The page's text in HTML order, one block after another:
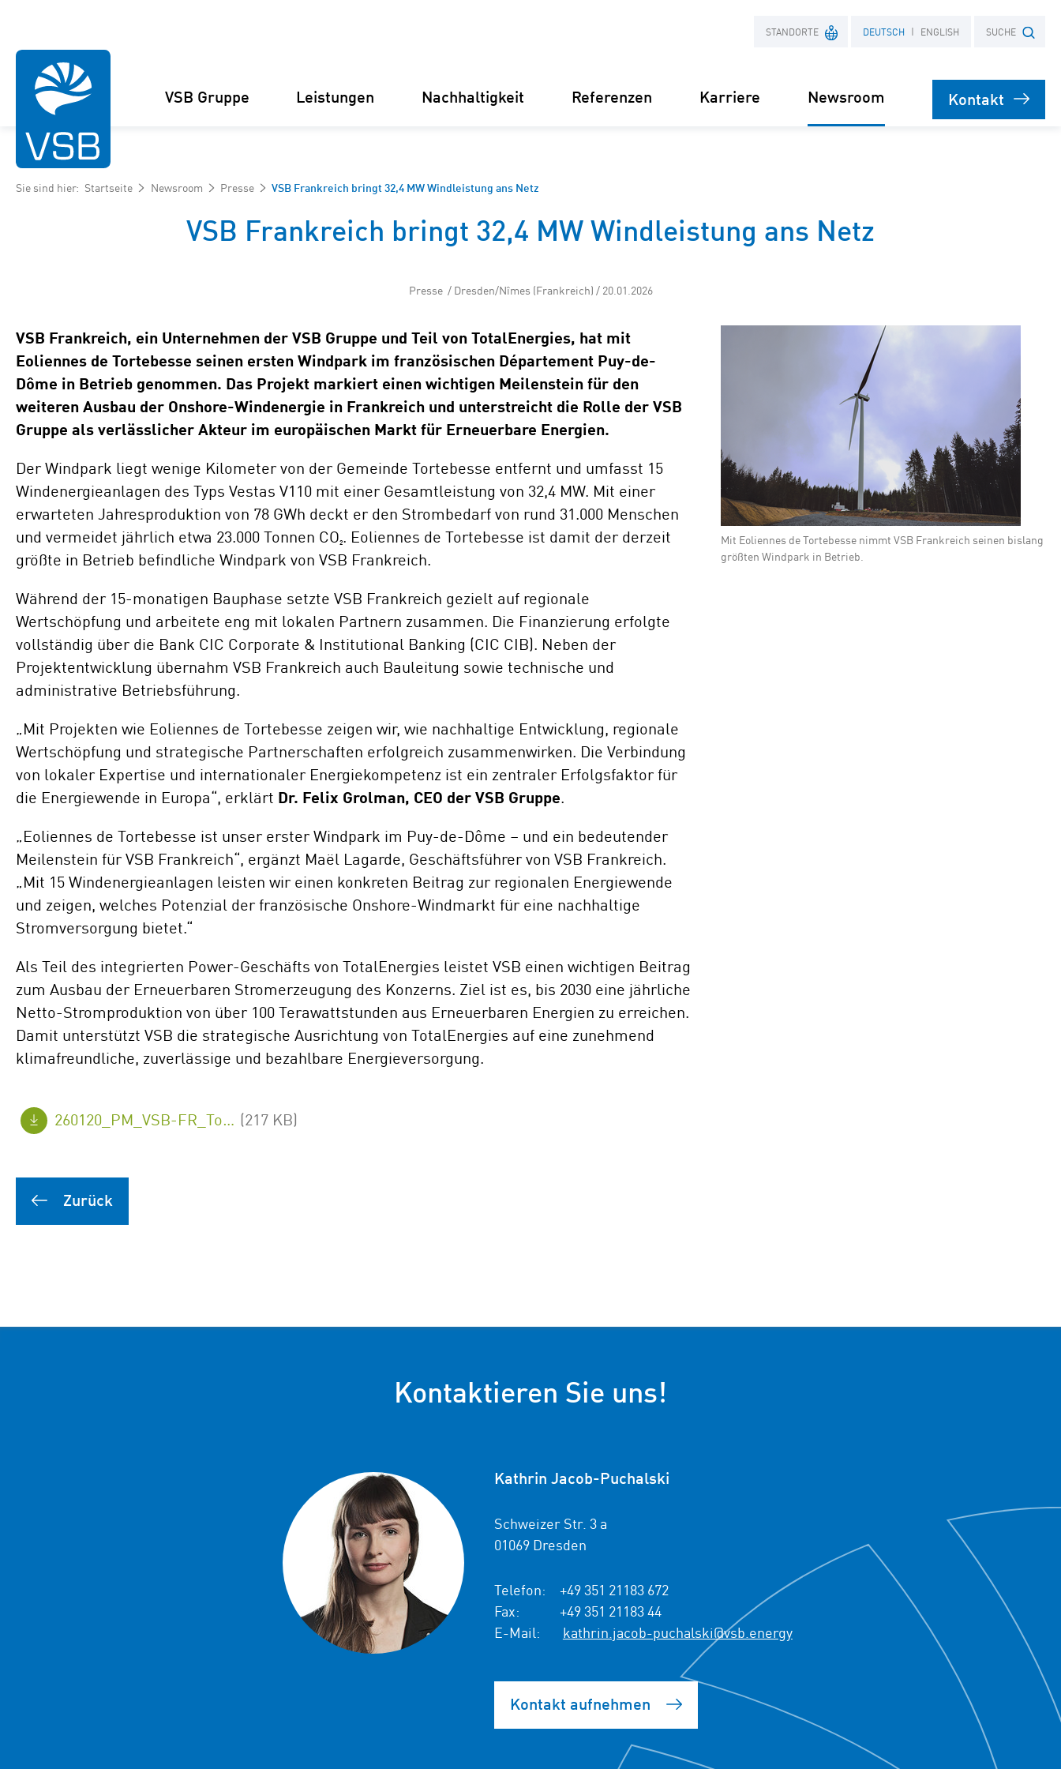
STANDORTE
Frankreich
DEUTSCH ENGLISH SUCHE
VSB Gruppe
Struktur
Standorte
Innovation
Leistungen
Windenergie-Projekte
Kooperationen
Repowering
Batteriespeicherlösungen
ENERGYNIOUS –
Individuelle
Energielösungen
Umspannwerke
Betriebsführung
Instandhaltung
Erneuerbare
Batteriespeicher
Nachhaltigkeit Referenzen Karriere Newsroom Kontakt
Sie sind hier: Startseite Newsroom Presse VSB Frankreich bringt 32,4 MW Windleistung ans Netz
VSB Frankreich bringt 32,4 MW Windleistung ans Netz
Presse / Dresden/Nîmes (Frankreich) / 20.01.2026
VSB Frankreich, ein Unternehmen der VSB Gruppe und Teil von TotalEnergies, hat mit
Eoliennes de Tortebesse seinen ersten Windpark im französischen Département Puy-de-
Dôme in Betrieb genommen. Das Projekt markiert einen wichtigen Meilenstein für den
weiteren Ausbau der Onshore-Windenergie in Frankreich und unterstreicht die Rolle der VSB
Gruppe als verlässlicher Akteur im europäischen Markt für Erneuerbare Energien.
Der Windpark liegt wenige Kilometer von der Gemeinde Tortebesse entfernt und umfasst 15
Windenergieanlagen des Typs Vestas V110 mit einer Gesamtleistung von 32,4 MW. Mit einer
erwarteten Jahresproduktion von 78 GWh deckt er den Strombedarf von rund 31.000 Menschen
und vermeidet jährlich etwa 23.000 Tonnen CO₂. Eoliennes de Tortebesse ist damit der derzeit
größte in Betrieb befindliche Windpark von VSB Frankreich.
Während der 15-monatigen Bauphase setzte VSB Frankreich gezielt auf regionale
Wertschöpfung und arbeitete eng mit lokalen Partnern zusammen. Die Finanzierung erfolgte
vollständig über die Bank CIC Corporate & Institutional Banking (CIC CIB). Neben der
Projektentwicklung übernahm VSB Frankreich auch Bauleitung sowie technische und
administrative Betriebsführung.
„Mit Projekten wie Eoliennes de Tortebesse zeigen wir, wie nachhaltige Entwicklung, regionale
Wertschöpfung und strategische Partnerschaften erfolgreich zusammenwirken. Die Verbindung
von lokaler Expertise und internationaler Energiekompetenz ist ein zentraler Erfolgsfaktor für
die Energiewende in Europa“, erklärt Dr. Felix Grolman, CEO der VSB Gruppe.
„Eoliennes de Tortebesse ist unser erster Windpark im Puy-de-Dôme – und ein bedeutender
Meilenstein für VSB Frankreich“, ergänzt Maël Lagarde, Geschäftsführer von VSB Frankreich.
„Mit 15 Windenergieanlagen leisten wir einen konkreten Beitrag zur regionalen Energiewende
und zeigen, welches Potenzial der französische Onshore-Windmarkt für eine nachhaltige
Stromversorgung bietet.“
Als Teil des integrierten Power-Geschäfts von TotalEnergies leistet VSB einen wichtigen Beitrag
zum Ausbau der Erneuerbaren Stromerzeugung des Konzerns. Ziel ist es, bis 2030 eine jährliche
Netto-Stromproduktion von über 100 Terawattstunden aus Erneuerbaren Energien zu erreichen.
Damit unterstützt VSB die strategische Ausrichtung von TotalEnergies auf eine zunehmend
klimafreundliche, zuverlässige und bezahlbare Energieversorgung.
260120_PM_VSB-FR_Tortebesse_de_FINAL.pdf (217 KB)
Mit Eoliennes de Tortebesse nimmt VSB Frankreich seinen bislang
größten Windpark in Betrieb.
Zurück
Kontaktieren Sie uns!
Kathrin Jacob-Puchalski
Schweizer Str. 3 a
01069 Dresden
Telefon:
+49 351 21183 672
Fax:
+49 351 21183 44
E-Mail:
kathrin.jacob-puchalski@vsb.energy
Kontakt aufnehmen